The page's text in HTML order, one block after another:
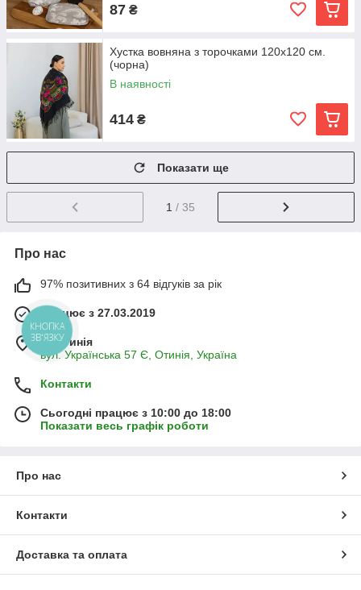
87 ₴
Хустка вовняна з торочками 120х120 см.
(чорна)
В наявності
414 ₴
Показати ще
1 / 35
Про нас
97% позитивних з 64 відгуків за рік
Працює з 27.03.2019
м. Отинія
вул. Українська 57 Є, Отинія, Україна
Контакти
Сьогодні працює з 10:00 до 18:00
Показати весь графік роботи
Про нас
Контакти
Доставка та оплата
КНОПКА
ЗВ'ЯЗКУ